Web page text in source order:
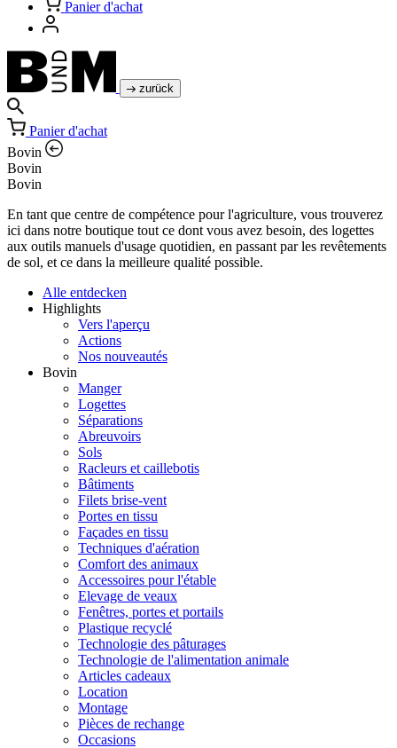
Panier d'achat
zurück
Panier d'achat
Bovin
Bovin
Bovin
En tant que centre de compétence pour l'agriculture, vous trouverez
ici dans notre boutique tout ce dont vous avez besoin, des logettes
aux outils manuels d'usage quotidien, en passant par les revêtements
de sol, et ce dans la meilleure qualité possible.
Alle entdecken
Highlights
Vers l'aperçu
Actions
Nos nouveautés
Bovin
Manger
Logettes
Séparations
Abreuvoirs
Sols
Racleurs et caillebotis
Bâtiments
Filets brise-vent
Portes en tissu
Façades en tissu
Techniques d'aération
Comfort des animaux
Accessoires pour l'étable
Elevage de veaux
Fenêtres, portes et portails
Plastique recyclé
Technologie des pâturages
Technologie de l'alimentation animale
Articles cadeaux
Location
Montage
Pièces de rechange
Occasions